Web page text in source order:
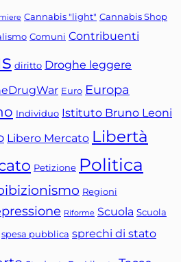
Cannabis "light" Cannabis Shop
Comuni Contribuenti
diritto Droghe leggere
Euro Europa
Individuo Istituto Bruno Leoni
Libero Mercato Libertà
Petizione Politica
Regioni
Riforme Scuola Scuola
spesa pubblica sprechi di stato